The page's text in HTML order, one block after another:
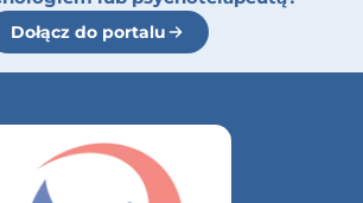
Dołącz do portalu